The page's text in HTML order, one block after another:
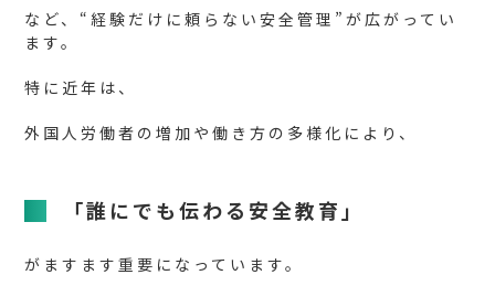
など、“経験だけに頼らない安全管理”が広がってい
ます。
特に近年は、
外国人労働者の増加や働き方の多様化により、
「誰にでも伝わる安全教育」
がますます重要になっています。